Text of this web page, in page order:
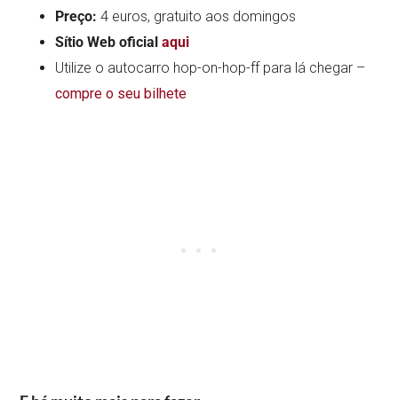
Preço:4 euros, gratuito aos domingos
Sítio Web oficialaqui
Utilize o autocarro hop-on-hop-ff para lá chegar –
compre o seu bilhete